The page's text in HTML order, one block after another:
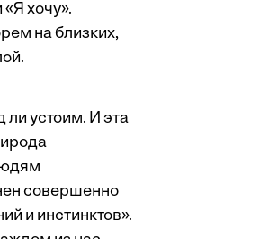
хочу».
на близких,
устоим. И эта
совершенно
и инстинктов».